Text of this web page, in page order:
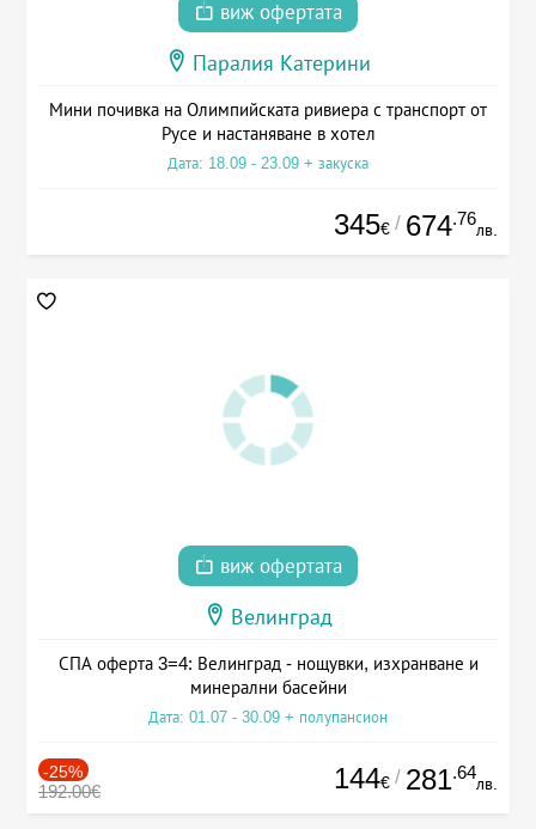
виж офертата
Паралия Катерини
Мини почивка на Олимпийската ривиера с транспорт от
Русе и настаняване в хотел
Дата: 18.09 - 23.09 + закуска
345€ / 674.76
лв.
виж офертата
Велинград
СПА оферта 3=4: Велинград - нощувки, изхранване и
минерални басейни
Дата: 01.07 - 30.09 + полупансион
-25%
192.00€ 144€ / 281.64
лв.